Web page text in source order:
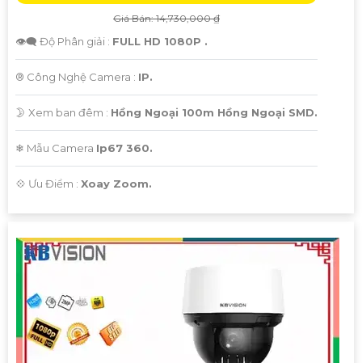
Giá Bán: 14,730,000 ₫
👁️‍🗨 Độ Phân giải : FULL HD 1080P .
®️ Công Nghệ Camera : IP.
🌛 Xem ban đêm : Hồng Ngoại 100m Hồng Ngoại SMD.
❄ Mẫu Camera Ip67 360.
️💠 Ưu Điểm : Xoay Zoom.